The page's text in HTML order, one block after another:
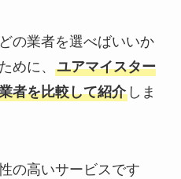
の業者を選べばいいか
めに、 ユアマイスター
者を比較して紹介しま
の高いサービスです